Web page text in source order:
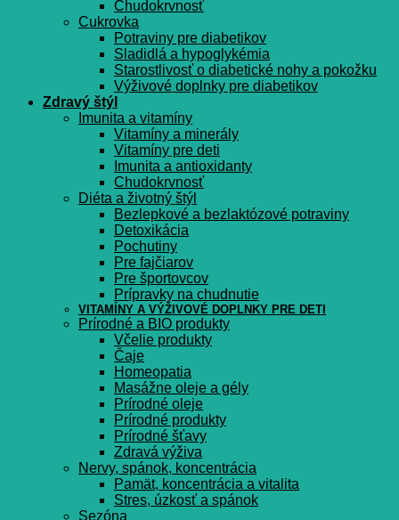
Chudokrvnosť
Cukrovka
Potraviny pre diabetikov
Sladidlá a hypoglykémia
Starostlivosť o diabetické nohy a pokožku
Výživové doplnky pre diabetikov
Zdravý štýl
Imunita a vitamíny
Vitamíny a minerály
Vitamíny pre deti
Imunita a antioxidanty
Chudokrvnosť
Diéta a životný štýl
Bezlepkové a bezlaktózové potraviny
Detoxikácia
Pochutiny
Pre fajčiarov
Pre športovcov
Prípravky na chudnutie
VITAMÍNY A VÝŽIVOVÉ DOPLNKY PRE DETI
Prírodné a BIO produkty
Včelie produkty
Čaje
Homeopatia
Masážne oleje a gély
Prírodné oleje
Prírodné produkty
Prírodné šťavy
Zdravá výživa
Nervy, spánok, koncentrácia
Pamät, koncentrácia a vitalita
Stres, úzkosť a spánok
Sezóna